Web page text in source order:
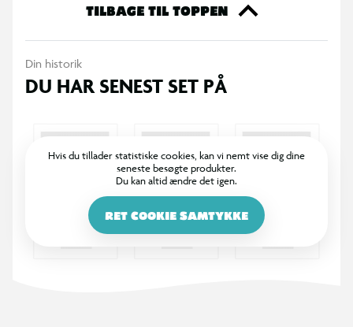
TILBAGE TIL TOPPEN
Din historik
DU HAR SENEST SET PÅ
Hvis du tillader statistiske cookies, kan vi nemt vise dig dine
seneste besøgte produkter.
Du kan altid ændre det igen.
RET COOKIE SAMTYKKE